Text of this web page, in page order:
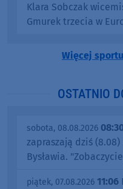
Klara Sobczak
Gmurek trzecia w
Więcej
OSTATNIO
sobota, 08.08.2026
zapraszają dziś
Bysławia.
piątek, 07.08.2026 11:06